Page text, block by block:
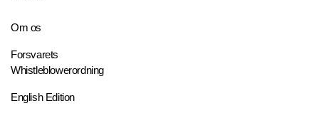
Om os
Forsvarets
Whistleblowerordning
English Edition